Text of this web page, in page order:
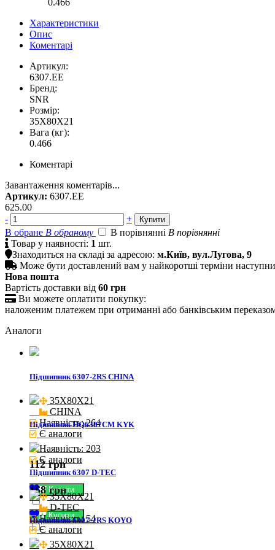
0.466
Характеристики
Опис
Коментарі
Артикул:
6307.EE
Бренд:
SNR
Розмір:
35X80X21
Вага (кг):
0.466
Коментарі
Завантаження коментарів...
Артикул: 6307.EE
625.00
-
+
В обране В обраному В порівнянні В порівнянні
 Товар у наявності: 1 шт.
Знаходиться на складі за адресою: м.Київ, вул.Лугова, 9
 Може бути доставлений вам у найкоротші терміни
Нова пошта
Вартість доставки від 60 грн
 Ви можете оплатити покупку:
наложеним платежем при отриманні або банківським
Аналоги
Підшипник 6307-2RS CHINA
35X80X21
CHINA
Наявність: 264
Є аналоги
112 грн
Купити
Підшипник HQ6307CM KYK
Наявність: 203
Є аналоги
168 грн
Купити
Підшипник 6307 D-TEC
35X80X21
D-TEC
Наявність: 54
Є аналоги
Підшипник 6307-2RS KOYO
35X80X21